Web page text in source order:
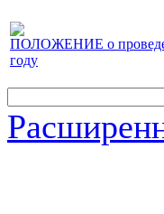
ПОЛОЖЕНИЕ о
году